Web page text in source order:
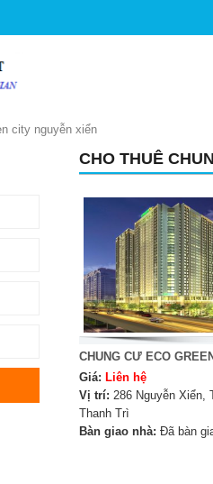
city nguyễn xiển
CHO THUÊ
CHUNG CƯ ECO
Giá: Liên hệ
Vị trí: 286 Nguyễn Xiển,
Thanh Trì
Bàn giao nhà: Đã bàn